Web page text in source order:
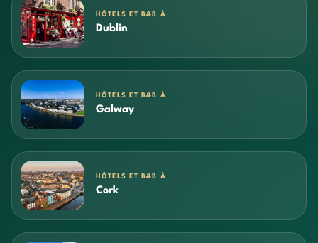
HÔTELS ET B&B À
Dublin
HÔTELS ET B&B À
Galway
HÔTELS ET B&B À
Cork